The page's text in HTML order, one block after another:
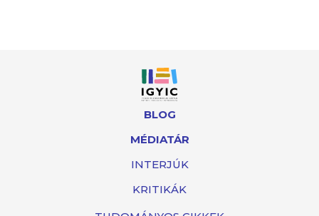
BLOG
MÉDIATÁR
INTERJÚK
KRITIKÁK